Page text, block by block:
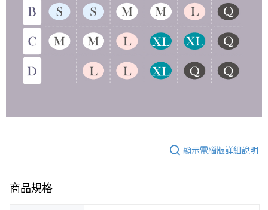
顯示電腦版詳細說明
商品規格